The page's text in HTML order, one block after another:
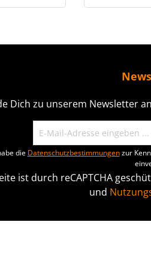
Dich zu unserem Newsletter
die Datenschutzbestimmungenzur
ist durch reCAPTCHA
und